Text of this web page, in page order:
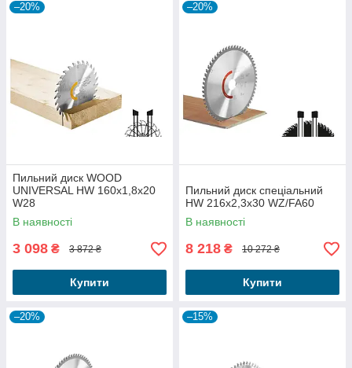
–20%
Пильний диск WOOD
UNIVERSAL HW 160x1,8x20
W28
В наявності
3 098 ₴ 3 872 ₴
Купити
–20%
Пильний диск спеціальний
HW 216x2,3x30 WZ/FA60
В наявності
8 218 ₴ 10 272 ₴
Купити
–20% –15%